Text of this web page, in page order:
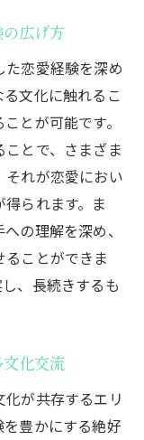
広げ方
恋愛経験を深め
文化に触れるこ
とが可能です。
とで、さまざま
それが恋愛におい
られます。ま
の理解を深め、
ことができま
、長続きするも
化交流
が共存するエリ
豊かにする絶好